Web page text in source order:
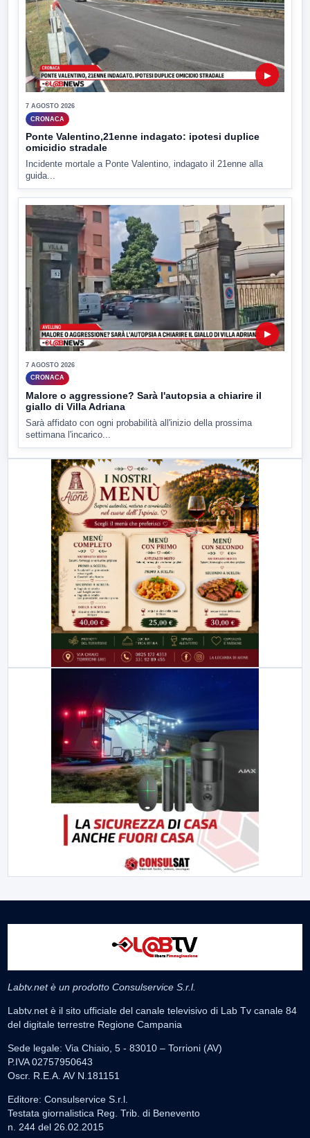
▶
7 AGOSTO 2026
CRONACA
Ponte Valentino,21enne indagato: ipotesi duplice
omicidio stradale
Incidente mortale a Ponte Valentino, indagato il 21enne alla
guida...
▶
7 AGOSTO 2026
CRONACA
Malore o aggressione? Sarà l'autopsia a chiarire il
giallo di Villa Adriana
Sarà affidato con ogni probabilità all'inizio della prossima
settimana l'incarico...
Labtv.net è un prodotto Consulservice S.r.l.
Labtv.net è il sito ufficiale del canale televisivo di Lab Tv canale 84
del digitale terrestre Regione Campania
Sede legale: Via Chiaio, 5 - 83010 – Torrioni (AV)
P.IVA 02757950643
Oscr. R.E.A. AV N.181151
Editore: Consulservice S.r.l.
Testata giornalistica Reg. Trib. di Benevento
n. 244 del 26.02.2015